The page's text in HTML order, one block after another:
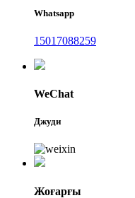
Whatsapp
15017088259
WeChat
Джуди
Жоғарғы